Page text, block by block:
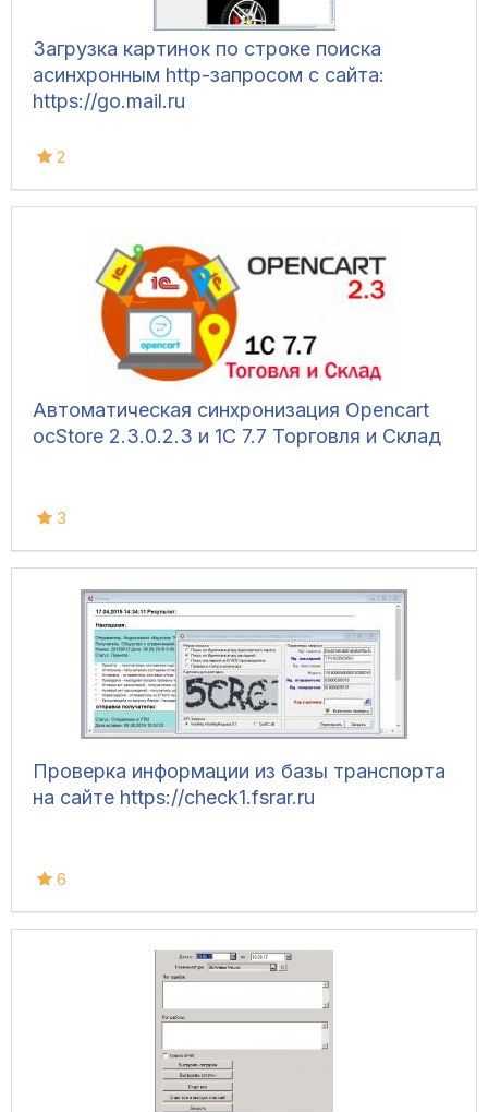
Загрузка картинок по строке поиска
асинхронным http-запросом с сайта:
https://go.mail.ru
2
Автоматическая синхронизация Opencart
ocStore 2.3.0.2.3 и 1С 7.7 Торговля и Склад
3
Проверка информации из базы транспорта
на сайте https://check1.fsrar.ru
6